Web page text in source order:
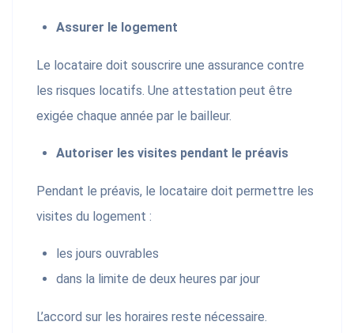
Assurer le logement
Le locataire doit souscrire une assurance contre
les risques locatifs. Une attestation peut être
exigée chaque année par le bailleur.
Autoriser les visites pendant le préavis
Pendant le préavis, le locataire doit permettre les
visites du logement :
les jours ouvrables
dans la limite de deux heures par jour
L’accord sur les horaires reste nécessaire.